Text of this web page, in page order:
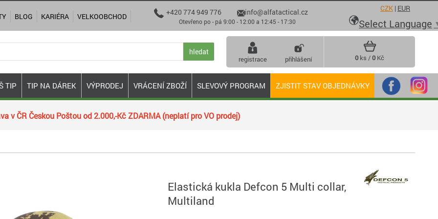
v ČR Českou Poštou od 2.000,-Kč ZDARMA (neplatí pro VO prodej)
Elastická kukla Defcon 5 Multi collar,
Multiland
TIP TIP NA DÁREK VÝPRODEJ VRÁCENÍ ZBOŽÍ SLEVOVÝ PROGRAM ZJISTIT STAV OBJEDNÁVKY
hledat
registrace přihlášení 0 ks /0 Kč
BLOG KARIÉRA VELKOOBCHOD  +420 774 949 776info@alfatactical.cz
Otevřeno po - pá 9:00 - 12:00 a 12:45 - 17:30
CZK | EUR
Select Language